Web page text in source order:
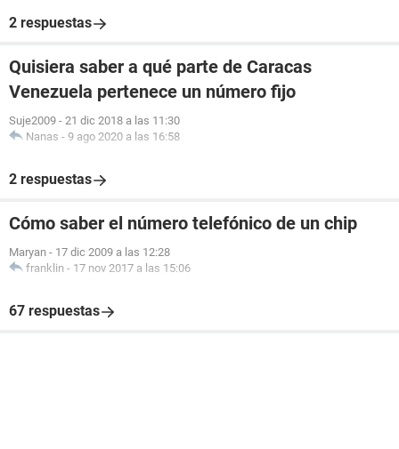
2 respuestas
Quisiera saber a qué parte de Caracas
Venezuela pertenece un número fijo
Suje2009 - 21 dic 2018 a las 11:30
Nanas - 9 ago 2020 a las 16:58
2 respuestas
Cómo saber el número telefónico de un chip
Maryan - 17 dic 2009 a las 12:28
franklin - 17 nov 2017 a las 15:06
67 respuestas